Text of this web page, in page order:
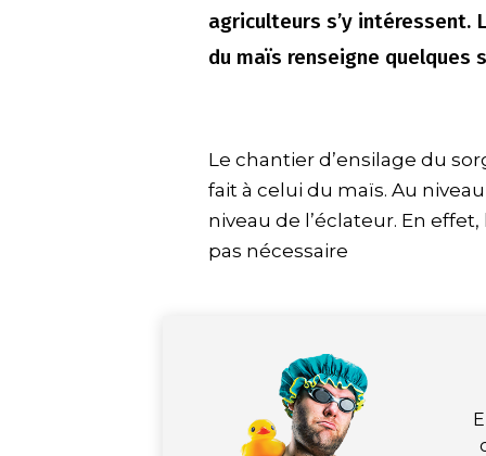
agriculteurs s’y
du maïs renseigne quelques
Le chantier d’ensilage du
fait à celui du maïs. Au
niveau de l’éclateur. En
pas nécessaire